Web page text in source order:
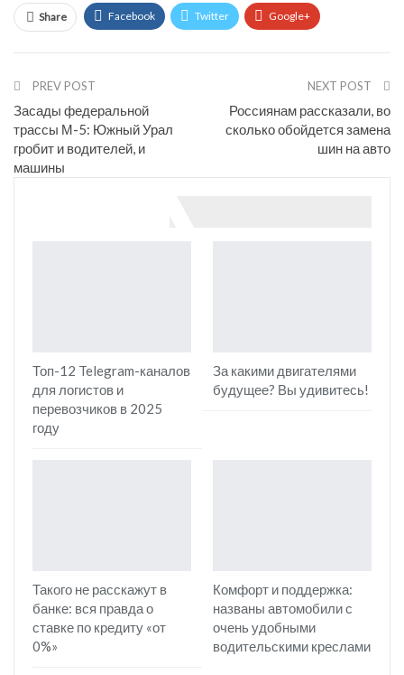
Share Facebook Twitter Google+
Email
PREV POST
Засады федеральной
трассы М-5: Южный Урал
гробит и водителей, и
машины
NEXT POST
Россиянам рассказали, во
сколько обойдется замена
шин на авто
Топ-12 Telegram-каналов
для логистов и
перевозчиков в 2025
году
За какими двигателями
будущее? Вы удивитесь!
Такого не расскажут в
банке: вся правда о
ставке по кредиту «от
0%»
Комфорт и поддержка:
названы автомобили с
очень удобными
водительскими креслами